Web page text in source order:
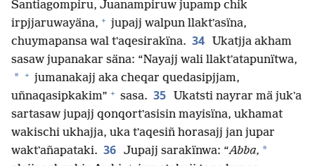
Santiagompiru, Juanampiruw jupamp chik
irpjjaruwayäna, + jupajj walpun llaktʼasïna,
chuymapansa wal tʼaqesirakïna. 34
Ukatjja akham
sasaw jupanakar säna: “Nayajj wali llaktʼatapunïtwa,
* + jumanakajj aka cheqar quedasipjjam,
uñnaqasipkakim” + sasa. 35
Ukatsti nayrar mä jukʼa
sartasaw jupajj qonqortʼasisin mayisïna, ukhamat
wakischi ukhajja, uka tʼaqesiñ horasajj jan jupar
waktʼañapataki. 36 Jupajj sarakïnwa: “Abba, *